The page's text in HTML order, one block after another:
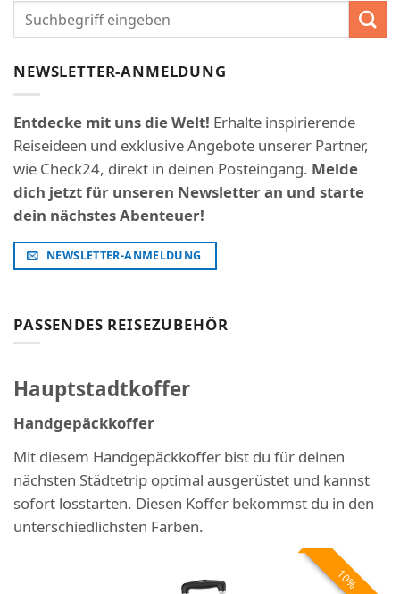
NEWSLETTER-ANMELDUNG
Entdecke mit uns die Welt! Erhalte inspirierende
Reiseideen und exklusive Angebote unserer Partner,
wie Check24, direkt in deinen Posteingang. Melde
dich jetzt für unseren Newsletter an und starte
dein nächstes Abenteuer!
NEWSLETTER-ANMELDUNG
PASSENDES REISEZUBEHÖR
Hauptstadtkoffer
Handgepäckkoffer
Mit diesem Handgepäckkoffer bist du für deinen
nächsten Städtetrip optimal ausgerüstet und kannst
sofort losstarten. Diesen Koffer bekommst du in den
unterschiedlichsten Farben.
10%